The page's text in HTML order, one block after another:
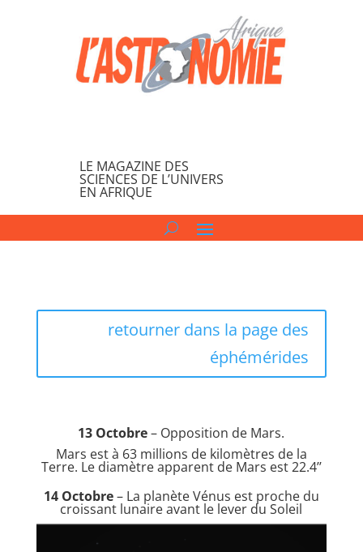
LE MAGAZINE DES
SCIENCES DE L’UNIVERS
EN AFRIQUE
retourner dans la page des
éphémérides
13 Octobre– Opposition de Mars.
Mars est à 63 millions de kilomètres de la
Terre. Le diamètre apparent de Mars est 22.4’’
14 Octobre– La planète Vénus est proche du
croissant lunaire avant le lever du Soleil